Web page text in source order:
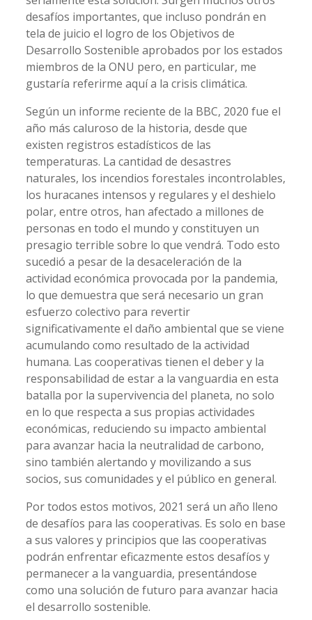
desafíos importantes, que incluso pondrán en
tela de juicio el logro de los Objetivos de
Desarrollo Sostenible aprobados por los estados
miembros de la ONU pero, en particular, me
gustaría referirme aquí a la crisis climática.
Según un informe reciente de la BBC, 2020 fue el
año más caluroso de la historia, desde que
existen registros estadísticos de las
temperaturas. La cantidad de desastres
naturales, los incendios forestales incontrolables,
los huracanes intensos y regulares y el deshielo
polar, entre otros, han afectado a millones de
personas en todo el mundo y constituyen un
presagio terrible sobre lo que vendrá. Todo esto
sucedió a pesar de la desaceleración de la
actividad económica provocada por la pandemia,
lo que demuestra que será necesario un gran
esfuerzo colectivo para revertir
significativamente el daño ambiental que se viene
acumulando como resultado de la actividad
humana. Las cooperativas tienen el deber y la
responsabilidad de estar a la vanguardia en esta
batalla por la supervivencia del planeta, no solo
en lo que respecta a sus propias actividades
económicas, reduciendo su impacto ambiental
para avanzar hacia la neutralidad de carbono,
sino también alertando y movilizando a sus
socios, sus comunidades y el público en general.
Por todos estos motivos, 2021 será un año lleno
de desafíos para las cooperativas. Es solo en base
a sus valores y principios que las cooperativas
podrán enfrentar eficazmente estos desafíos y
permanecer a la vanguardia, presentándose
como una solución de futuro para avanzar hacia
el desarrollo sostenible.